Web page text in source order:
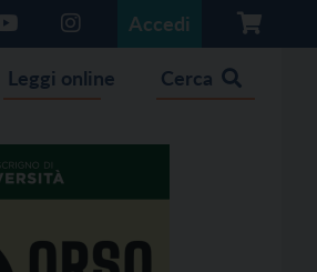
Accedi
Leggi online Cerca